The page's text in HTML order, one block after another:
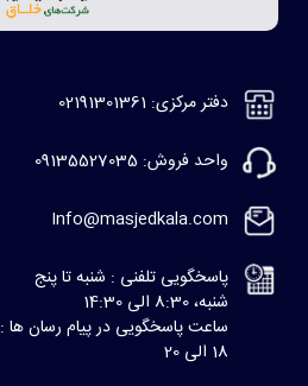
دفتر مرکزی: 02191301361
واحد فروش: 09135527035
Info@masjedkala.com
پاسخگویی تلفنی : شنبه تا پنج
شنبه، 8:30 الی 14:30
ساعت پاسخگویی در پیام رسان ها :
18 الی 20